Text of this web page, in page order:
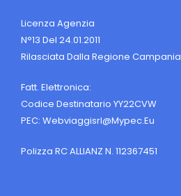
Licenza Agenzia
N°13 Del 24.01.2011
Rilasciata Dalla Regione Campania
Fatt. Elettronica:
Codice Destinatario YY22CVW
PEC: Webviaggisrl@mypec.eu
Polizza RC ALLIANZ N. 112367451